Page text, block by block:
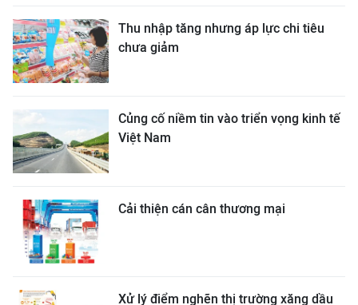
Thu nhập tăng nhưng áp lực chi tiêu
chưa giảm
Củng cố niềm tin vào triển vọng kinh tế
Việt Nam
Cải thiện cán cân thương mại
Xử lý điểm nghẽn thị trường xăng dầu